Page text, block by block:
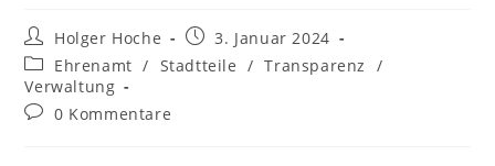
Holger Hoche
3. Januar 2024
Ehrenamt / Stadtteile / Transparenz
/
Verwaltung
0 Kommentare